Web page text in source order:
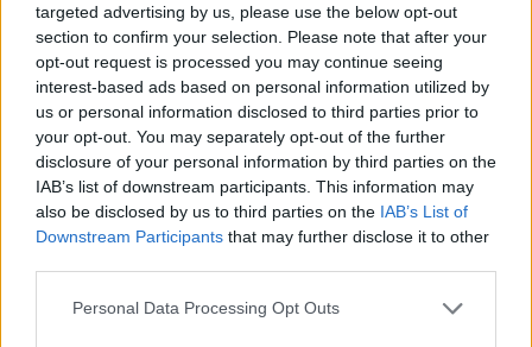
targeted advertising by us, please use the below opt-out
section to confirm your selection. Please note that after your
opt-out request is processed you may continue seeing
interest-based ads based on personal information utilized by
us or personal information disclosed to third parties prior to
your opt-out. You may separately opt-out of the further
disclosure of your personal information by third parties on the
IAB’s list of downstream participants. This information may
also be disclosed by us to third parties on the IAB’s List of
Downstream Participants that may further disclose it to other
Personal Data Processing Opt Outs
És mikor 12 év után ilyen előkészítéssel a
serdülő ifjúkat hozzánk küldik az egyetemre,
mi azután tanítjuk, tanítjuk, tanítjuk és tanítjuk
őket. És amikor azután további öt év alatt
végleg megfosztottuk őket a szabad
cselekvés és gondolkozás minden
képességétől, akkor hirtelen kilökjük őket az
életbe, és még a végén azon csodálkozunk,
hogy ott nem tudnak a saját lábukon